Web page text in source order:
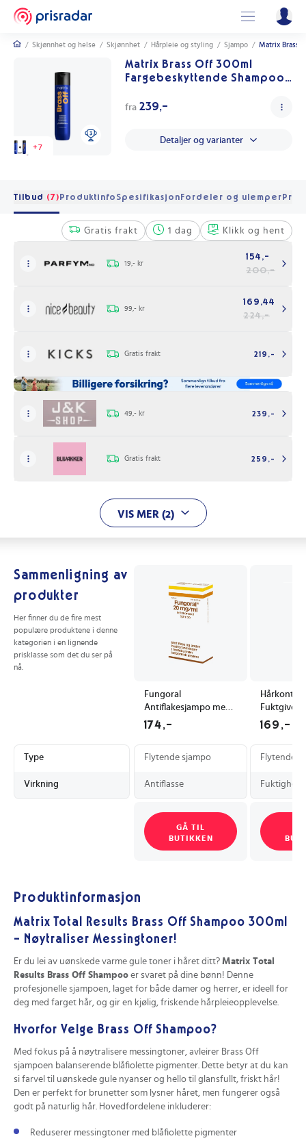
/ Skjønnhet og helse / Skjønnhet / Hårpleie og styling / Sjampo / Matrix Brass
+7
Matrix Brass Off 300ml
Fargebeskyttende Shampoo
fra 239,-
Detaljer og varianter
Tilbud (7)Produktinfo SpesifikasjonFordeler og ulemperPris
Gratis frakt 1 dag Klikk og hent
19,- kr
154,-
200,-
99,- kr
169,44
224,-
Gratis frakt 219,-
49,- kr 239,-
Gratis frakt 259,-
VIS MER (2)
Sammenligning av
produkter
Her finner du de fire mest
populære produktene i denne
kategorien i en lignende
prisklasse som det du ser på
nå.
Fungoral
Antiflakesjampo med
Ketokonazol 120 ml
174,-
Hårkontroll
Sjampo
Hårtyper
169,-
Type Flytende sjampo Flytende
Virkning Antiflasse
GÅ TIL
BUTIKKEN
Produktinformasjon
Matrix Total Results Brass Off Shampoo 300ml
- Nøytraliser Messingtoner!
Er du lei av uønskede varme gule toner i håret ditt? Matrix Total
Results Brass Off Shampoo er svaret på dine bønn! Denne
profesjonelle sjampoen, laget for både damer og herrer, er ideell for
deg med farget hår, og gir en kjølig, friskende hårpleieopplevelse.
Hvorfor Velge Brass Off Shampoo?
Med fokus på å nøytralisere messingtoner, avleirer Brass Off
sjampoen balanserende blåfiolette pigmenter. Dette betyr at du kan
si farvel til uønskede gule nyanser og hello til glansfullt, friskt hår!
Den er perfekt for brunetter som lysner håret, men fungerer også
godt på naturlig hår. Hovedfordelene inkluderer:
Reduserer messingtoner med blåfiolette pigmenter